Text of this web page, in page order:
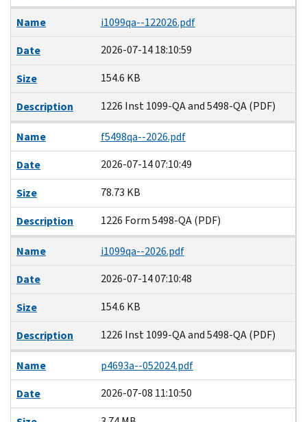
Name
i1099qa--122026.pdf
Date
2026-07-14 18:10:59
Size
154.6 KB
Description
1226 Inst 1099-QA and 5498-QA (PDF)
Name
f5498qa--2026.pdf
Date
2026-07-14 07:10:49
Size
78.73 KB
Description
1226 Form 5498-QA (PDF)
Name
i1099qa--2026.pdf
Date
2026-07-14 07:10:48
Size
154.6 KB
Description
1226 Inst 1099-QA and 5498-QA (PDF)
Name
p4693a--052024.pdf
Date
2026-07-08 11:10:50